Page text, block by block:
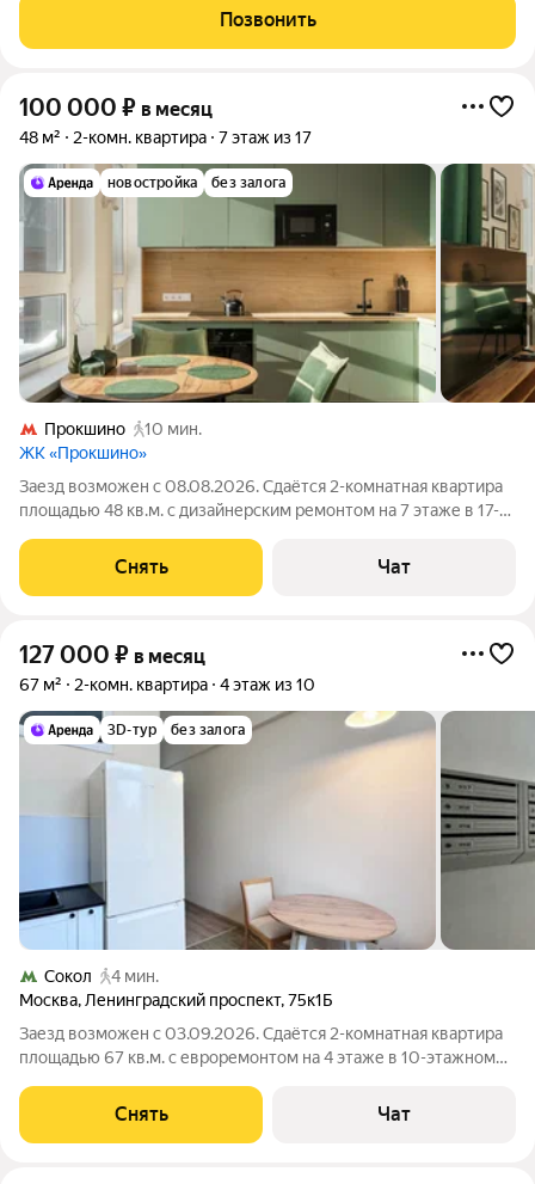
найти современное, готовое к переезду жилье без
компромиссов. Речь идет о
Позвонить
100 000 ₽ в месяц
48 м² 2-комн. квартира 7 этаж из 17
новостройка без залога
Прокшино
10 мин.
ЖК «Прокшино»
Заезд возможен с 08.08.2026. Сдаётся 2-комнатная квартира
площадью 48 кв.м. с дизайнерским ремонтом на 7 этаже в 17-
Посудомоечная машина
Снять Чат
127 000 ₽ в месяц
67 м² 2-комн. квартира 4 этаж из 10
3D-тур без залога
Сокол
4 мин.
Москва, Ленинградский проспект,75к1Б
Заезд возможен с 03.09.2026. Сдаётся 2-комнатная квартира
площадью 67 кв.м. с евроремонтом на 4 этаже в 10-этажном
Духовой шкаф Стиральная машина Холодильник
Посудомоечная машина
Снять Чат